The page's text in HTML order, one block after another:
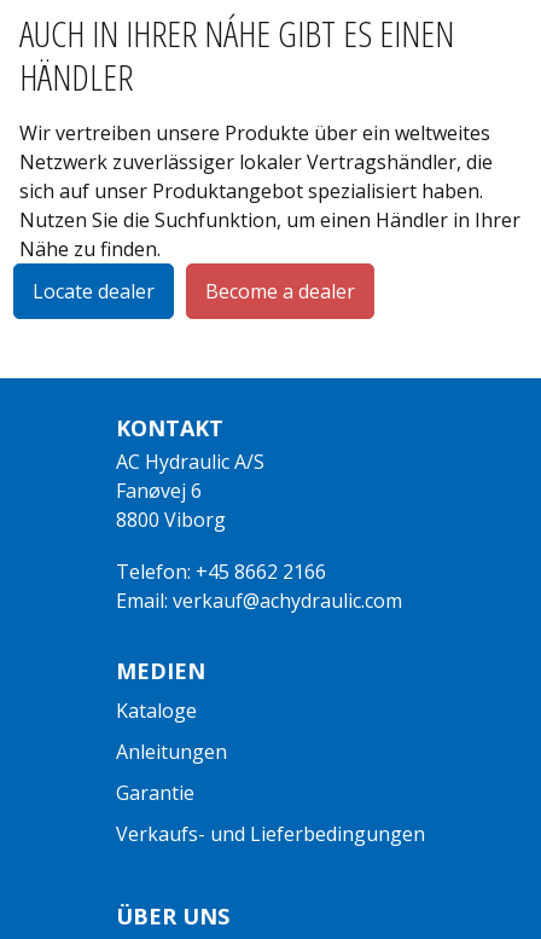
AUCH IN IHRER NÁHE GIBT ES EINEN
HÄNDLER
Wir vertreiben unsere Produkte über ein weltweites
Netzwerk zuverlässiger lokaler Vertragshändler, die
sich auf unser Produktangebot spezialisiert haben.
Nutzen Sie die Suchfunktion, um einen Händler in Ihrer
Nähe zu finden.
Locate dealer
Become a dealer
KONTAKT
AC Hydraulic A/S
Fanøvej 6
8800 Viborg
Telefon: +45 8662 2166
Email: verkauf@achydraulic.com
MEDIEN
Kataloge
Anleitungen
Garantie
Verkaufs- und Lieferbedingungen
ÜBER UNS